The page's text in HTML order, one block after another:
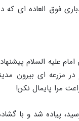
فوق العاده ای که در
علیه السلام
در مزرعه ای بیرون
مرا پایمال نکن!
پیاده شد و با